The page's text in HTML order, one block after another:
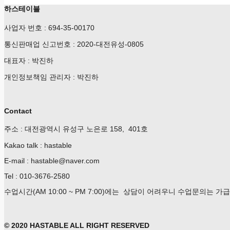
하스테이블
사업자 번호 : 694-35-00170
통신판매업 신고번호 : 2020-대전유성-0805
대표자 : 박진하
개인정보책임 관리자 : 박진하
Contact
주소 : 대전광역시 유성구 노은로 158, 401호
Kakao talk : hastable
E-mail : hastable@naver.com
Tel : 010-3676-2580
수업시간(AM 10:00 ~ PM 7:00)에는 상담이 어려우니 수업문의는 가
© 2020 HASTABLE ALL RIGHT RESERVED